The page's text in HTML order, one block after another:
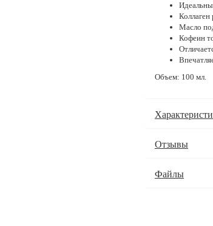
Коллаген
Масло
Кофеин
Объем: 100 мл.
Отзывы
Файлы